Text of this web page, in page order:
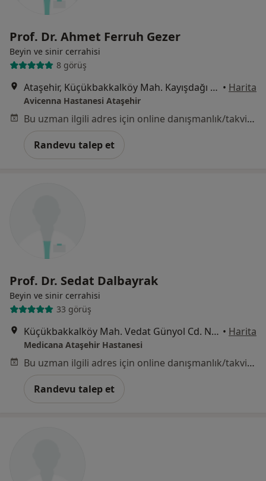
Prof. Dr. Ahmet Ferruh Gezer
Beyin ve sinir cerrahisi
8 görüş
Ataşehir, Küçükbakkalköy Mah. Kayışdağı Cad. No:47 İstanbul, Ataşehir • Harita
Avicenna Hastanesi Ataşehir
Bu uzman ilgili adres için online danışmanlık/takvim sunmuyor.
Randevu talep et
Prof. Dr. Sedat Dalbayrak
Beyin ve sinir cerrahisi
33 görüş
Küçükbakkalköy Mah. Vedat Günyol Cd. No:24, Ataşehir • Harita
Medicana Ataşehir Hastanesi
Bu uzman ilgili adres için online danışmanlık/takvim sunmuyor.
Randevu talep et